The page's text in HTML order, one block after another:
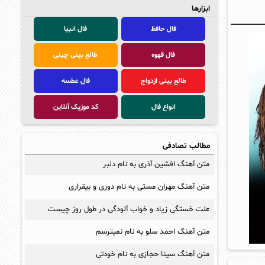
ابزارها
فال حافظ فال انبیا
فال قهوه طالع بینی چینی
طالع بینی ازدواج فال عطسه
انواع فال کد موزیک آنلاین
مطالب تصادفی
متن آهنگ افشین آذری به نام دلبر
متن آهنگ مهران مستی به نام دوری و بیقراری
علت خستگی زیاد و خواب آلودگی در طول روز چیست
متن آهنگ احمد سلو به نام نمیترسم
متن آهنگ سینا حجازی به نام خودتی